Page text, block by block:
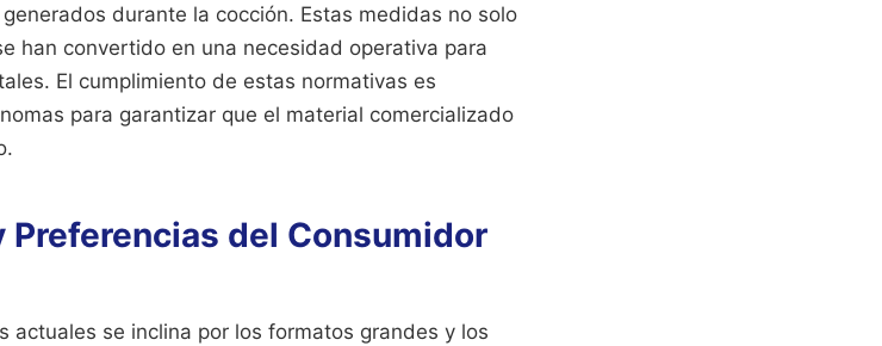
durante la cocción. Estas medidas no solo
han convertido en una necesidad operativa para
El cumplimiento de estas normativas es
para garantizar que el material comercializado
del Consumidor
actuales se inclina por los formatos grandes y los